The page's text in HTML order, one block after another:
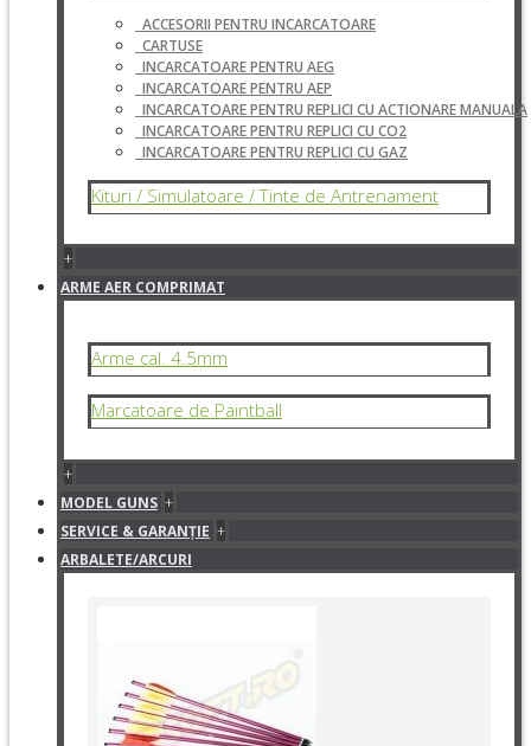
ACCESORII PENTRU INCARCATOARE
CARTUSE
INCARCATOARE PENTRU AEG
INCARCATOARE PENTRU AEP
INCARCATOARE PENTRU REPLICI CU ACTIONARE MANUALA
INCARCATOARE PENTRU REPLICI CU CO2
INCARCATOARE PENTRU REPLICI CU GAZ
Kituri / Simulatoare / Tinte de Antrenament
+
ARME AER COMPRIMAT
Arme cal. 4.5mm
Marcatoare de Paintball
+
MODEL GUNS +
SERVICE & GARANŢIE +
ARBALETE/ARCURI